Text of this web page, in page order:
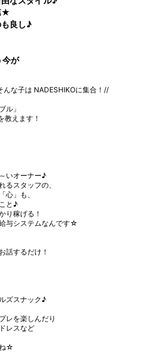
★
良し♪
今が
な子は NADESHIKOに集合！//
ル」
教えます！
いオーナー♪
るスタッフの、
心」も、
と♪
り稼げる！
与システムなんです☆
話するだけ！
ズスナック♪
レを楽しんだり
レスなど
☆